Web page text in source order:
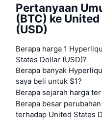
Pertanyaan
(BTC) ke
(USD)
Berapa harga 1
States Dollar (USD)?
Berapa banyak
saya beli untuk $1?
Berapa sejarah harga
Berapa besar
terhadap United States